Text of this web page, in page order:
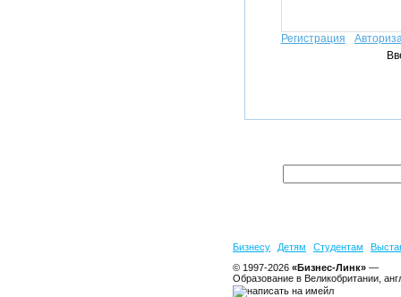
Регистрация
Бизнесу Детям Студентам
© 1997-2026 «Бизнес-Линк» —
Образование в Великобритании,